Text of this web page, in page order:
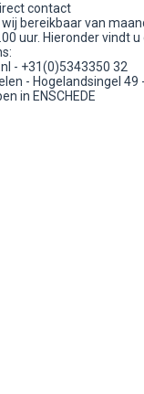
contact
bereikbaar van
uur. Hieronder vindt u
- +31(0)5343350 32
- Hogelandsingel 49
in ENSCHEDE